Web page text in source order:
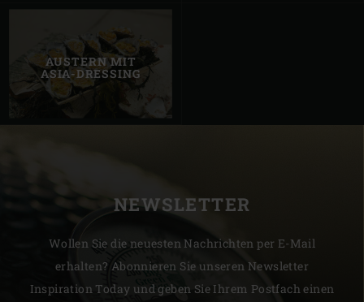
AUSTERN MIT
ASIA-DRESSING
NEWSLETTER
Wollen Sie die neuesten Nachrichten per E-Mail
erhalten? Abonnieren Sie unseren Newsletter
Inspiration Today und geben Sie Ihrem Postfach einen